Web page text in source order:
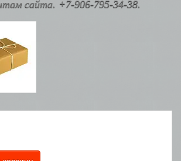
сайта. +7-906-795-34-38.